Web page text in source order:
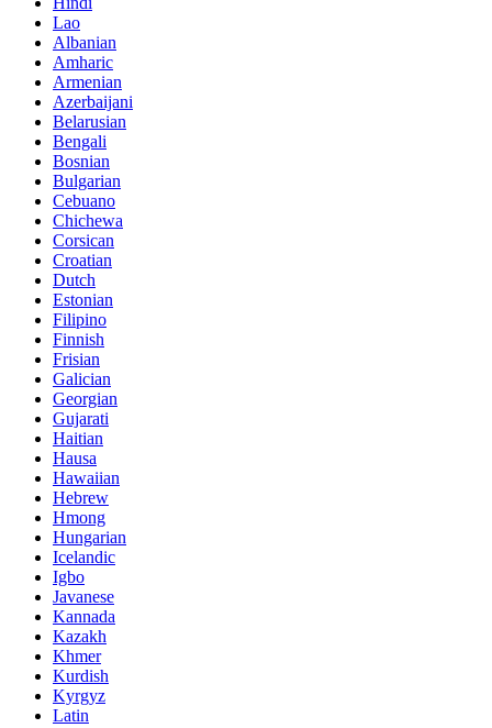
Lao
Albanian
Amharic
Armenian
Azerbaijani
Belarusian
Bengali
Bosnian
Bulgarian
Cebuano
Chichewa
Corsican
Croatian
Dutch
Estonian
Filipino
Finnish
Frisian
Galician
Georgian
Gujarati
Haitian
Hausa
Hawaiian
Hebrew
Hmong
Hungarian
Icelandic
Igbo
Javanese
Kannada
Kazakh
Khmer
Kurdish
Kyrgyz
Latin